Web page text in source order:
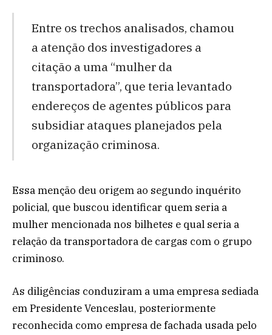
Entre os trechos analisados, chamou
a atenção dos investigadores a
citação a uma “mulher da
transportadora”, que teria levantado
endereços de agentes públicos para
subsidiar ataques planejados pela
organização criminosa.
Essa menção deu origem ao segundo inquérito
policial, que buscou identificar quem seria a
mulher mencionada nos bilhetes e qual seria a
relação da transportadora de cargas com o grupo
criminoso.
As diligências conduziram a uma empresa sediada
em Presidente Venceslau, posteriormente
reconhecida como empresa de fachada usada pelo